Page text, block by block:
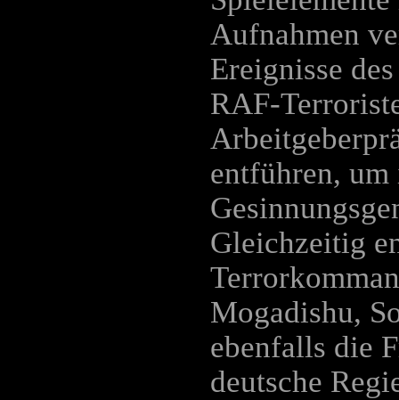
Aufnahmen
Ereignisse
RAF-
entführen,
Gleichzeitig
Mogadishu,
ebenfalls die
deutsche